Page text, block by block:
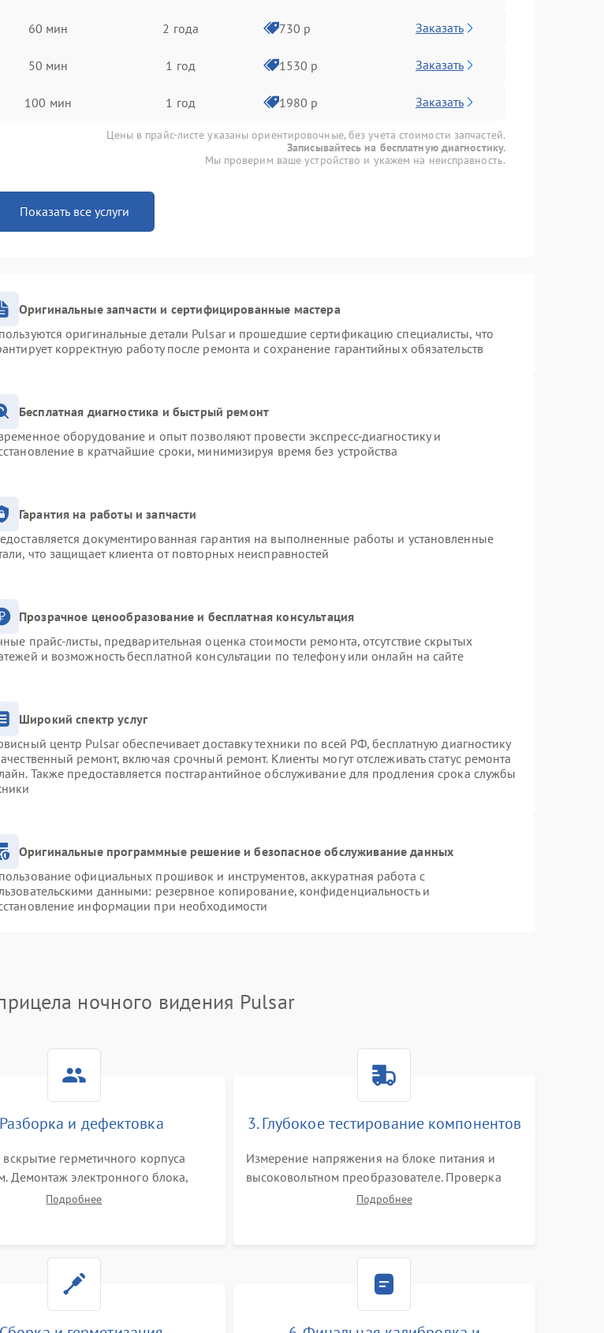
60 мин 2 года 730 р Заказать
50 мин 1 год 1530 р Заказать
100 мин 1 год 1980 р Заказать
Цены в прайс-листе указаны ориентировочные, без учета стоимости запчастей.
Записывайтесь на бесплатную диагностику.
Мы проверим ваше устройство и укажем на неисправность.
Показать все услуги
Оригинальные запчасти и сертифицированные мастера
оригинальные детали Pulsar и прошедшие сертификацию специалисты, что
корректную работу после ремонта и сохранение гарантийных обязательств
Бесплатная диагностика и быстрый ремонт
оборудование и опыт позволяют провести экспресс-диагностику и
в кратчайшие сроки, минимизируя время без устройства
Гарантия на работы и запчасти
документированная гарантия на выполненные работы и установленные
что защищает клиента от повторных неисправностей
Прозрачное ценообразование и бесплатная консультация
прайс-листы, предварительная оценка стоимости ремонта, отсутствие скрытых
и возможность бесплатной консультации по телефону или онлайн на сайте
Широкий спектр услуг
центр Pulsar обеспечивает доставку техники по всей РФ, бесплатную диагностику
ремонт, включая срочный ремонт. Клиенты могут отслеживать статус ремонта
Также предоставляется постгарантийное обслуживание для продления срока службы
Оригинальные программные решение и безопасное обслуживание данных
официальных прошивок и инструментов, аккуратная работа с
данными: резервное копирование, конфиденциальность и
информации при необходимости
ночного видения Pulsar
и дефектовка
герметичного корпуса
Демонтаж электронного блока,
преобразователя и
Подробнее
3. Глубокое тестирование компонентов
Измерение напряжения на блоке питания и
высоковольтном преобразователе. Проверка
электронно-оптического преобразователя (ЭОП)
Подробнее